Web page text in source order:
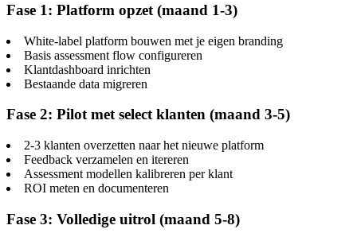
Fase 1: Platform opzet (maand 1-3)
White-label platform bouwen met je eigen branding
Basis assessment flow configureren
Klantdashboard inrichten
Bestaande data migreren
Fase 2: Pilot met select klanten (maand 3-5)
2-3 klanten overzetten naar het nieuwe platform
Feedback verzamelen en itereren
Assessment modellen kalibreren per klant
ROI meten en documenteren
Fase 3: Volledige uitrol (maand 5-8)